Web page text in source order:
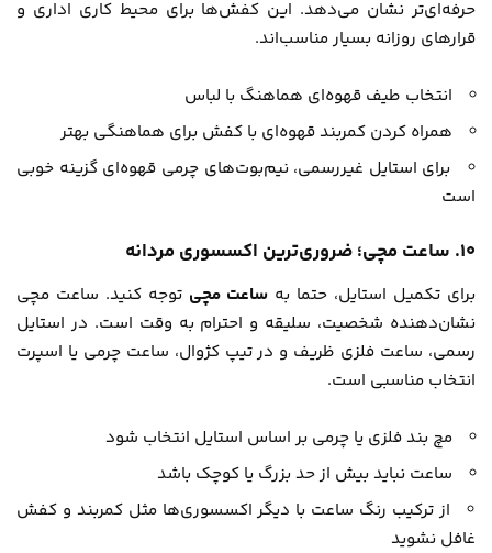
حرفه‌ای‌تر نشان می‌دهد. این کفش‌ها برای محیط کاری اداری و
قرارهای روزانه بسیار مناسب‌اند.
انتخاب طیف قهوه‌ای هماهنگ با لباس
همراه کردن کمربند قهوه‌ای با کفش برای هماهنگی بهتر
برای استایل غیررسمی، نیم‌بوت‌های چرمی قهوه‌ای گزینه خوبی
است
۱۰. ساعت مچی؛ ضروری‌ترین اکسسوری مردانه
برای تکمیل استایل، حتما به ساعت مچی توجه کنید. ساعت مچی
نشان‌دهنده شخصیت، سلیقه و احترام به وقت است. در استایل
رسمی، ساعت فلزی ظریف و در تیپ کژوال، ساعت چرمی یا اسپرت
انتخاب مناسبی است.
مچ بند فلزی یا چرمی بر اساس استایل انتخاب شود
ساعت نباید بیش از حد بزرگ یا کوچک باشد
از ترکیب رنگ ساعت با دیگر اکسسوری‌ها مثل کمربند و کفش
غافل نشوید